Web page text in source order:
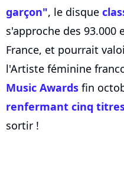
garçon", le disque
s'approche des 93.000
France, et pourrait
l'Artiste féminine
Music Awards fin
renfermant cinq
sortir !